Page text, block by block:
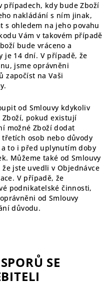
případech, kdy bude Zboží
nakládání s ním jinak,
s ohledem na jeho povahu
Vám v takovém případě
bude vráceno a
je 14 dní. V případě, že
jsme oprávněni
započíst na Vaši
od Smlouvy kdykoliv
Zboží, pokud existují
možné Zboží dodat
osob nebo důvody
a to i před uplynutím doby
Můžeme také od Smlouvy
jste uvedli v Objednávce
V případě, že
podnikatelské činnosti,
od Smlouvy
důvodu.
SE